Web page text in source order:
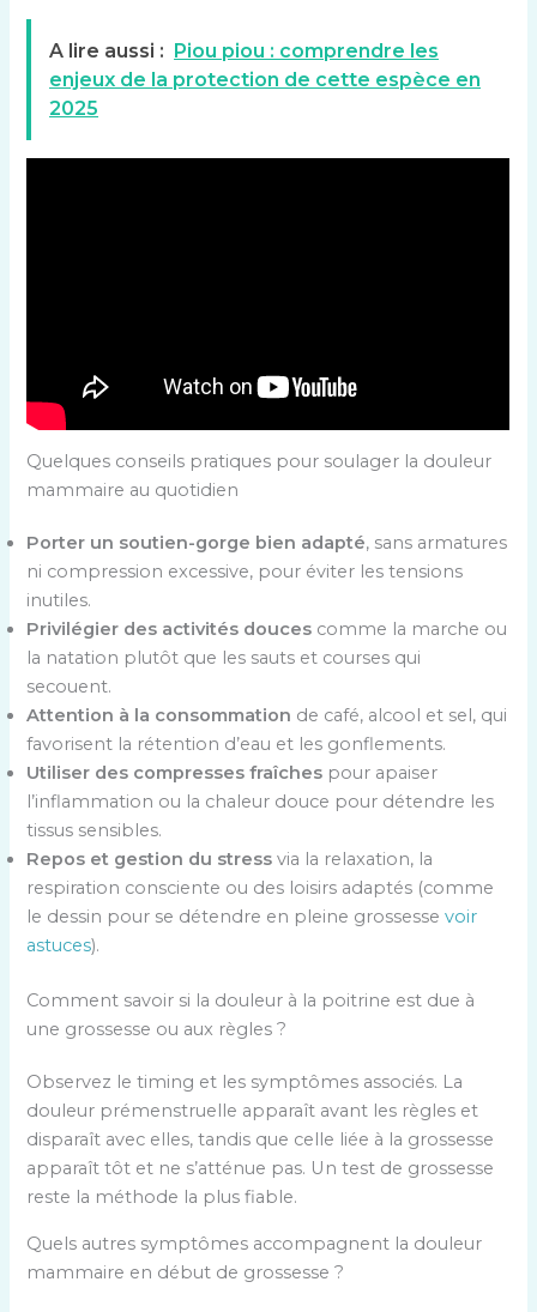
A lire aussi : Piou piou : comprendre les
enjeux de la protection de cette espèce en
2025
Quelques conseils pratiques pour soulager la douleur
mammaire au quotidien
Porter un soutien-gorge bien adapté, sans armatures
ni compression excessive, pour éviter les tensions
inutiles.
Privilégier des activités douces comme la marche ou
la natation plutôt que les sauts et courses qui
secouent.
Attention à la consommation de café, alcool et sel, qui
favorisent la rétention d’eau et les gonflements.
Utiliser des compresses fraîches pour apaiser
l’inflammation ou la chaleur douce pour détendre les
tissus sensibles.
Repos et gestion du stress via la relaxation, la
respiration consciente ou des loisirs adaptés (comme
le dessin pour se détendre en pleine grossessevoir
astuces).
Comment savoir si la douleur à la poitrine est due à
une grossesse ou aux règles ?
Observez le timing et les symptômes associés. La
douleur prémenstruelle apparaît avant les règles et
disparaît avec elles, tandis que celle liée à la grossesse
apparaît tôt et ne s’atténue pas. Un test de grossesse
reste la méthode la plus fiable.
Quels autres symptômes accompagnent la douleur
mammaire en début de grossesse ?